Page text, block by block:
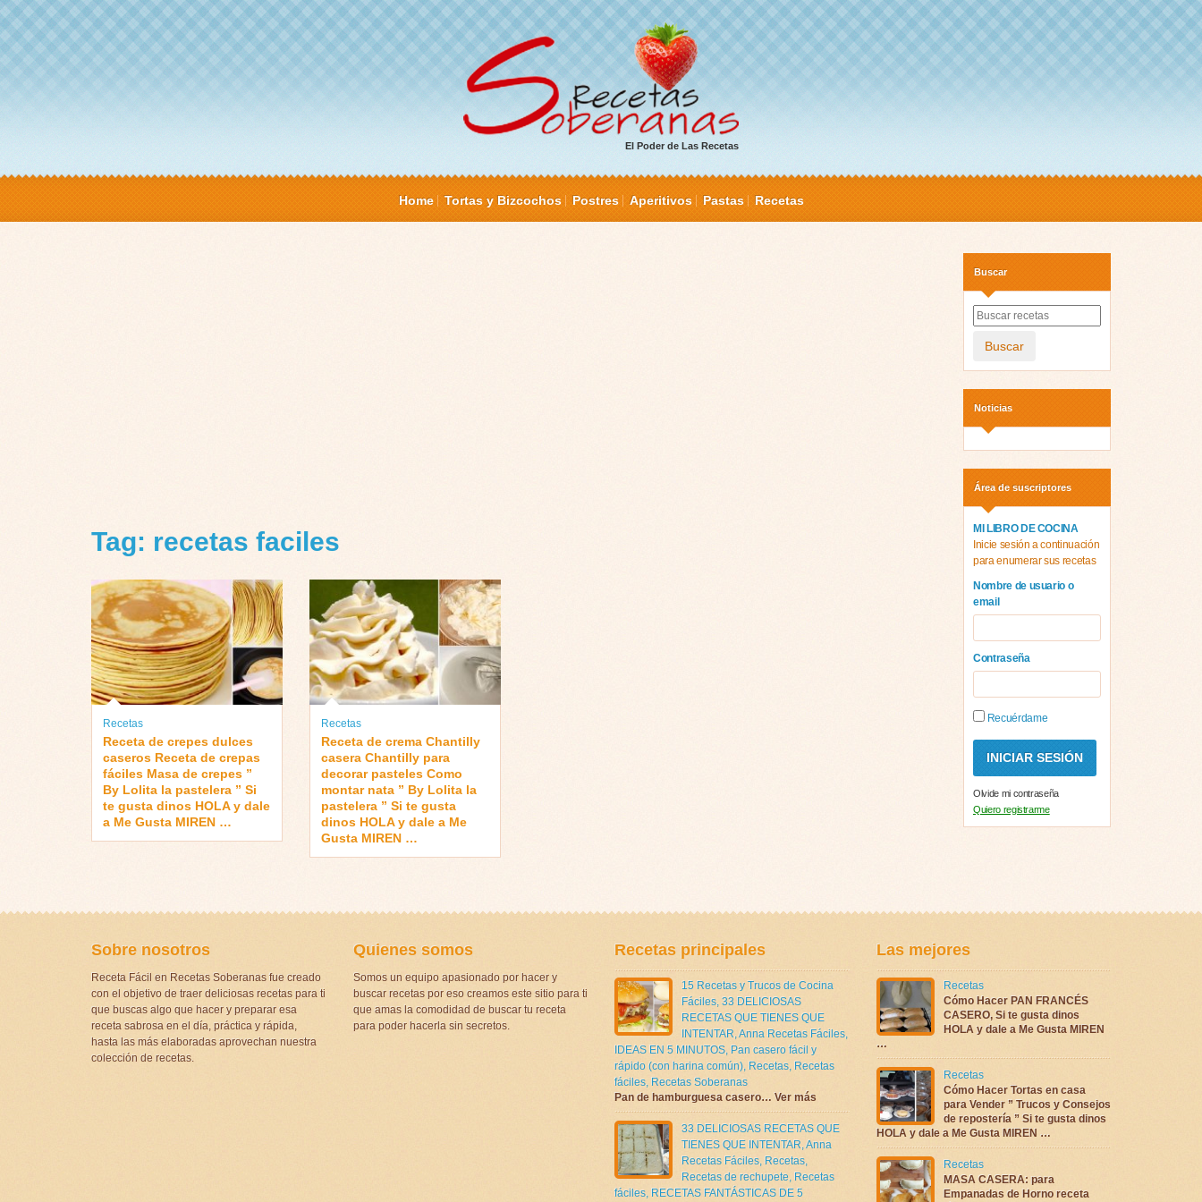
El Poder de Las Recetas
Home Tortas y Bizcochos Postres Aperitivos Pastas Recetas
Tag: recetas faciles
Recetas
Receta de crepes dulces
caseros Receta de crepas
fáciles Masa de crepes ”
By Lolita la pastelera ” Si
te gusta dinos HOLA y dale
a Me Gusta MIREN …
Recetas
Receta de crema Chantilly
casera Chantilly para
decorar pasteles Como
montar nata ” By Lolita la
pastelera ” Si te gusta
dinos HOLA y dale a Me
Gusta MIREN …
Buscar
Buscar
Noticias
Área de suscriptores
MI LIBRO DE COCINA
Inicie sesión a continuación
para enumerar sus recetas
Nombre de usuario o
email
Contraseña
Recuérdame
Olvide mi contraseña
Quiero registrarme
Sobre nosotros
Receta Fácil en Recetas Soberanas fue creado
con el objetivo de traer deliciosas recetas para ti
que buscas algo que hacer y preparar esa
receta sabrosa en el día, práctica y rápida,
hasta las más elaboradas aprovechan nuestra
colección de recetas.
Quienes somos
Somos un equipo apasionado por hacer y
buscar recetas por eso creamos este sitio para ti
que amas la comodidad de buscar tu receta
para poder hacerla sin secretos.
Recetas principales
15 Recetas y Trucos de Cocina
Fáciles, 33 DELICIOSAS
RECETAS QUE TIENES QUE
INTENTAR,Anna Recetas Fáciles,
IDEAS EN 5 MINUTOS, Pan casero fácil y
rápido (con harina común), Recetas, Recetas
fáciles, Recetas Soberanas
Pan de hamburguesa casero… Ver más
33 DELICIOSAS RECETAS QUE
TIENES QUE INTENTAR,Anna
Recetas Fáciles, Recetas,
Recetas de rechupete, Recetas
fáciles, RECETAS FANTÁSTICAS DE 5
Las mejores
Recetas
Cómo Hacer PAN FRANCÉS
CASERO, Si te gusta dinos
HOLA y dale a Me Gusta MIREN
…
Recetas
Cómo Hacer Tortas en casa
para Vender ” Trucos y Consejos
de repostería ” Si te gusta dinos
HOLA y dale a Me Gusta MIREN …
Recetas
MASA CASERA: para
Empanadas de Horno receta